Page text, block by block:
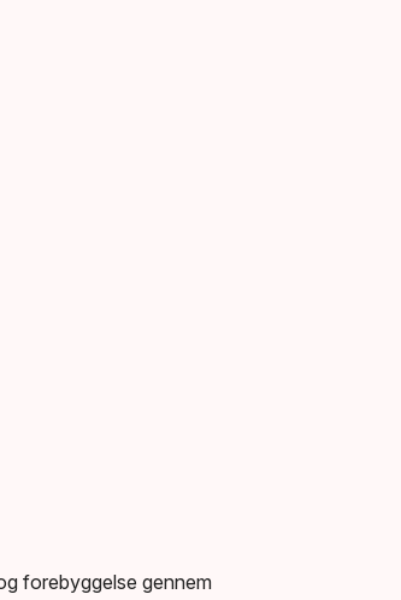
forebyggelse gennem